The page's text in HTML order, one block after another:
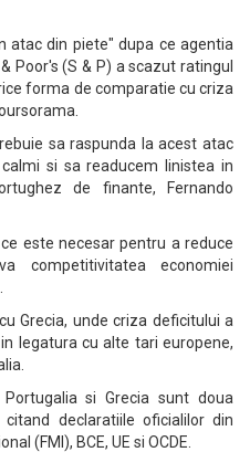
atac din piete" dupa ce agentia
Poor's (S & P) a scazut ratingul
forma de comparatie cu criza
sa raspunda la acest atac
si sa readucem linistea in
de finante, Fernando
este necesar pentru a reduce
competitivitatea economiei
Grecia, unde criza deficitului a
legatura cu alte tari europene,
si Grecia sunt doua
declaratiile oficialilor din
(FMI), BCE, UE si OCDE.